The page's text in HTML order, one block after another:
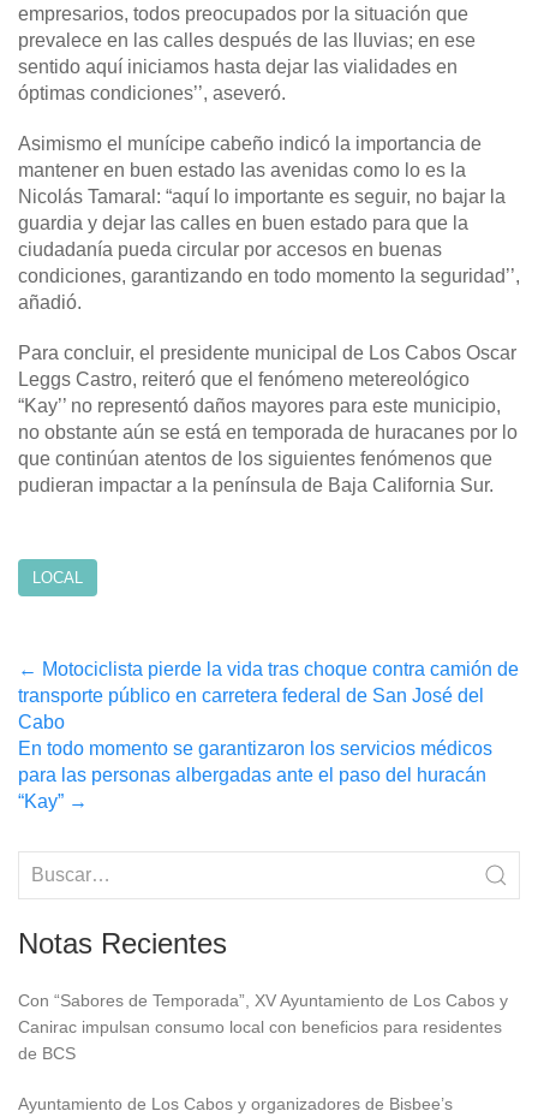
empresarios, todos preocupados por la situación que
prevalece en las calles después de las lluvias; en ese
sentido aquí iniciamos hasta dejar las vialidades en
óptimas condiciones’’, aseveró.
Asimismo el munícipe cabeño indicó la importancia de
mantener en buen estado las avenidas como lo es la
Nicolás Tamaral: “aquí lo importante es seguir, no bajar la
guardia y dejar las calles en buen estado para que la
ciudadanía pueda circular por accesos en buenas
condiciones, garantizando en todo momento la seguridad’’,
añadió.
Para concluir, el presidente municipal de Los Cabos Oscar
Leggs Castro, reiteró que el fenómeno metereológico
“Kay’’ no representó daños mayores para este municipio,
no obstante aún se está en temporada de huracanes por lo
que continúan atentos de los siguientes fenómenos que
pudieran impactar a la península de Baja California Sur.
LOCAL
Post
navigation
← Motociclista pierde la vida tras choque contra camión de
transporte público en carretera federal de San José del
Cabo
En todo momento se garantizaron los servicios médicos
para las personas albergadas ante el paso del huracán
“Kay” →
Notas Recientes
Con “Sabores de Temporada”, XV Ayuntamiento de Los Cabos y
Canirac impulsan consumo local con beneficios para residentes
de BCS
Ayuntamiento de Los Cabos y organizadores de Bisbee’s